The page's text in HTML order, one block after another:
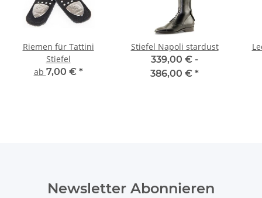
Riemen für Tattini
Stiefel
ab 7,00 € *
Stiefel Napoli stardust
339,00 € -
386,00 € *
Newsletter Abonnieren